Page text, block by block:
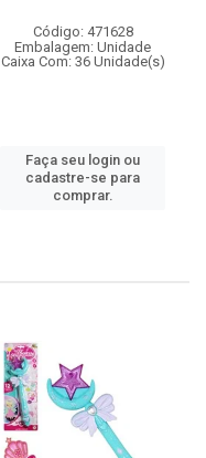
Código: 471628
Embalagem: Unidade
Caixa Com: 36 Unidade(s)
Faça seu login ou
cadastre-se para
comprar.